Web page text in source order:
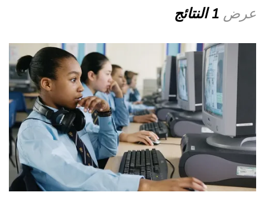
عرض 1 النتائج